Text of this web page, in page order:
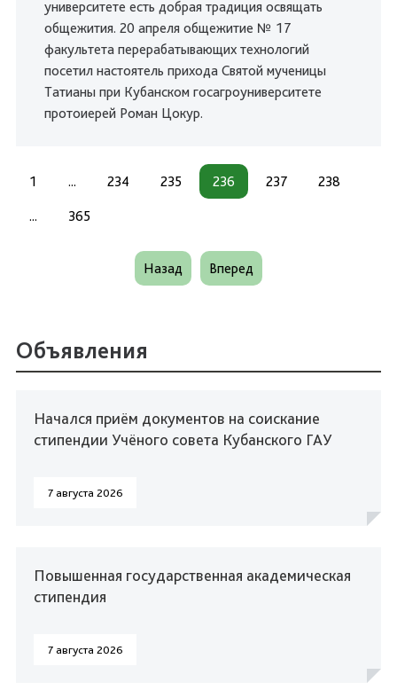
университете есть добрая традиция освящать
общежития. 20 апреля общежитие № 17
факультета перерабатывающих технологий
посетил настоятель прихода Святой мученицы
Татианы при Кубанском госагроуниверситете
протоиерей Роман Цокур.
1 ... 234 235 236 237 238
... 365
Назад Вперед
Объявления
Начался приём документов на соискание
стипендии Учёного совета Кубанского ГАУ
7 августа 2026
Повышенная государственная академическая
стипендия
7 августа 2026